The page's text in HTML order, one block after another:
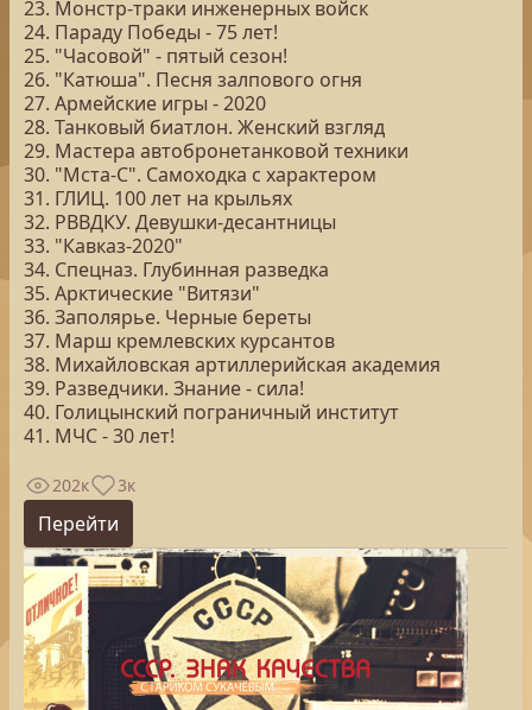
23. Монстр-траки инженерных войск
24. Параду Победы - 75 лет!
25. "Часовой" - пятый сезон!
26. "Катюша". Песня залпового огня
27. Армейские игры - 2020
28. Танковый биатлон. Женский взгляд
29. Мастера автобронетанковой техники
30. "Мста-С". Самоходка с характером
31. ГЛИЦ. 100 лет на крыльях
32. РВВДКУ. Девушки-десантницы
33. "Кавказ-2020"
34. Спецназ. Глубинная разведка
35. Арктические "Витязи"
36. Заполярье. Черные береты
37. Марш кремлевских курсантов
38. Михайловская артиллерийская академия
39. Разведчики. Знание - сила!
40. Голицынский пограничный институт
41. МЧС - 30 лет!
202к 3к
Перейти